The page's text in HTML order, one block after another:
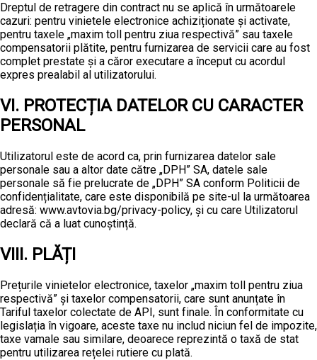
Dreptul de retragere din contract nu se aplică în următoarele
cazuri: pentru vinietele electronice achiziționate și activate,
pentru taxele „maxim toll pentru ziua respectivă” sau taxele
compensatorii plătite, pentru furnizarea de servicii care au fost
complet prestate și a căror executare a început cu acordul
expres prealabil al utilizatorului.
VI. PROTECȚIA DATELOR CU CARACTER
PERSONAL
Utilizatorul este de acord ca, prin furnizarea datelor sale
personale sau a altor date către „DPH” SA, datele sale
personale să fie prelucrate de „DPH” SA conform Politicii de
confidențialitate, care este disponibilă pe site-ul la următoarea
adresă: www.avtovia.bg/privacy-policy, și cu care Utilizatorul
declară că a luat cunoștință.
VIII. PLĂȚI
Prețurile vinietelor electronice, taxelor „maxim toll pentru ziua
respectivă” și taxelor compensatorii, care sunt anunțate în
Tariful taxelor colectate de API, sunt finale. În conformitate cu
legislația în vigoare, aceste taxe nu includ niciun fel de impozite,
taxe vamale sau similare, deoarece reprezintă o taxă de stat
pentru utilizarea rețelei rutiere cu plată.